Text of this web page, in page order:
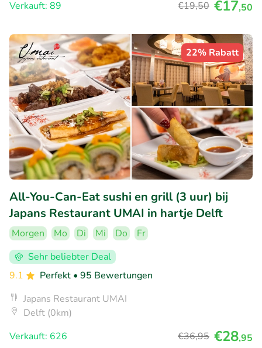
Verkauft: 89
€19,50 €17,50
22% Rabatt
All-You-Can-Eat sushi en grill (3 uur) bij
Japans Restaurant UMAI in hartje Delft
Morgen Mo Di Mi Do
Fr
Sehr beliebter Deal
9.1
Perfekt • 95 Bewertungen
Japans Restaurant UMAI
Delft (0km)
Verkauft: 626
€36,95 €28,95